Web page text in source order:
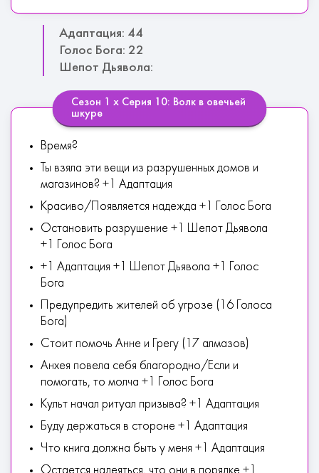
Адаптация: 44
Голос Бога: 22
Шепот Дьявола:
Сезон 1 х Серия 10: Волк в овечьей
шкуре
Время?
Ты взяла эти вещи из разрушенных домов и
магазинов? +1 Адаптация
Красиво/Появляется надежда +1 Голос Бога
Остановить разрушение +1 Шепот Дьявола
+1 Голос Бога
+1 Адаптация +1 Шепот Дьявола +1 Голос
Бога
Предупредить жителей об угрозе (16 Голоса
Бога)
Стоит помочь Анне и Грегу (17 алмазов)
Анхея повела себя благородно/Если и
помогать, то молча +1 Голос Бога
Культ начал ритуал призыва? +1 Адаптация
Буду держаться в стороне +1 Адаптация
Что книга должна быть у меня +1 Адаптация
Остается надеяться, что они в порядке +1